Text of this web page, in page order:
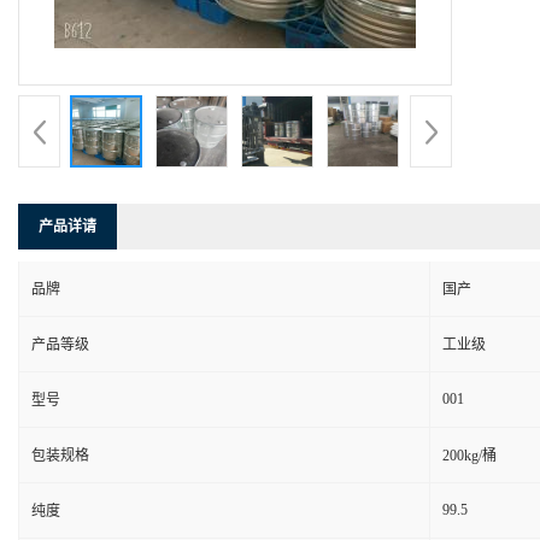
产品详请
品牌 国产
产品等级 工业级
型号 001
包装规格 200kg/桶
纯度 99.5